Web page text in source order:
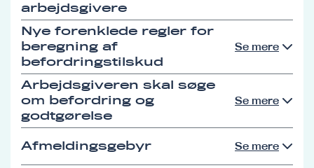
arbejdsgivere
Nye forenklede regler for
beregning af
befordringstilskud
Se mere
Arbejdsgiveren skal søge
om befordring og
godtgørelse
Se mere
Afmeldingsgebyr Se mere